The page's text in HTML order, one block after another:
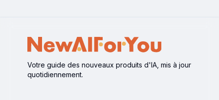
Votre guide des nouveaux produits d'IA, mis à jour
quotidiennement.